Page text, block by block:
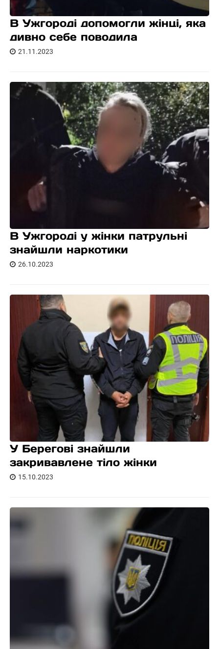
В Ужгороді допомогли жінці, яка
дивно себе поводила
21.11.2023
В Ужгороді у жінки патрульні
знайшли наркотики
26.10.2023
У Берегові знайшли
закривавлене тіло жінки
15.10.2023